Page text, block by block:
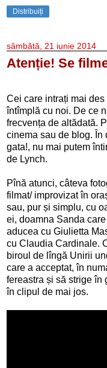
Distribuiți
sâmbătă, 21 iunie 2014
Atenție! Se
Cei care intrați mai
întîmplă cu noi. De ce
frecvența de altădată.
cinema sau de blog. În
gata!, nu mai putem
de Lynch.
Pînă atunci, câteva
filmat/ improvizat în
sau, pur și simplu, cu
ei, doamna Sanda
aducea cu Giulietta
cu Claudia Cardinale.
biroul de lîngă Unirii
care a acceptat, în
fereastra și să strige în
în clipul de mai jos.